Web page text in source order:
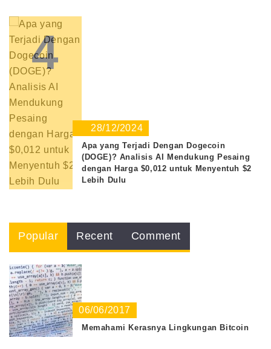
4
28/12/2024
Apa yang Terjadi Dengan Dogecoin
(DOGE)? Analisis AI Mendukung Pesaing
dengan Harga $0,012 untuk Menyentuh $2
Lebih Dulu
Popular Recent Comment
06/06/2017
Memahami Kerasnya Lingkungan Bitcoin